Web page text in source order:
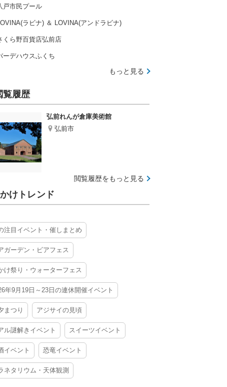
戸市民プール
ラビナ) ＆ LOVINA(アンドラビナ)
くら野百貨店弘前店
ーデハウスふくち
もっと見る
覧履歴
弘前れんが倉庫美術館
弘前市
閲覧履歴をもっと見る
けトレンド
注目イベント・催しまとめ
ガーデン・ビアフェス
け祭り・ウォーターフェス
年9月19日～23日の連休開催イベント
まつり アジサイの見頃
ル謎解きイベント スイーツイベント
イベント 恐竜イベント
ネタリウム・天体観測